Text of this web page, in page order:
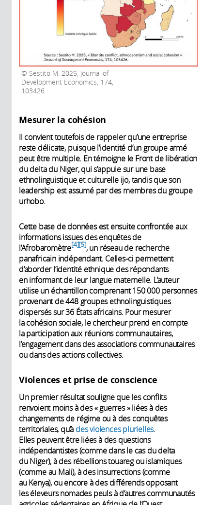
Sestito M. 2025, Journal of
Development Economics, 174,
103426
Mesurer la cohésion
Il convient toutefois de rappeler qu’une entreprise
reste délicate, puisque l’identité d’un groupe armé
peut être multiple. En témoigne le Front de libération
du delta du Niger, qui s’appuie sur une base
ethnolinguistique et culturelle ijo, tandis que son
leadership est assumé par des membres du groupe
urhobo.
Cette base de données est ensuite confrontée aux
informations issues des enquêtes de
l’Afrobaromètre 4 5 , un réseau de recherche
panafricain indépendant. Celles-ci permettent
d’aborder l’identité ethnique des répondants
en informant de leur langue maternelle. L’auteur
utilise un échantillon comprenant 150 000 personnes
provenant de 448 groupes ethnolinguistiques
dispersés sur 36 États africains. Pour mesurer
la cohésion sociale, le chercheur prend en compte
la participation aux réunions communautaires,
l’engagement dans des associations communautaires
ou dans des actions collectives.
Violences et prise de conscience
Un premier résultat souligne que les conflits
renvoient moins à des « guerres » liées à des
changements de régime ou à des conquêtes
territoriales, qu’à des violences plurielles.
Elles peuvent être liées à des questions
indépendantistes (comme dans le cas du delta
du Niger), à des rébellions touareg ou islamiques
(comme au Mali), à des insurrections (comme
au Kenya), ou encore à des différends opposant
les éleveurs nomades peuls à d’autres communautés